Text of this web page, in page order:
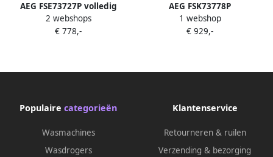
AEG FSE73727P volledig
geïntegreerde inbouw
vaatwasser
2 webshops
€ 778,-
AEG FSK73778P
Inbouwvaatwasser MaxiFlex-
lade QuickSelect met WiFi
1 webshop
€ 929,-
Populaire categorieën
Wasmachines
Wasdrogers
Klantenservice
Retourneren & ruilen
Verzending & bezorging